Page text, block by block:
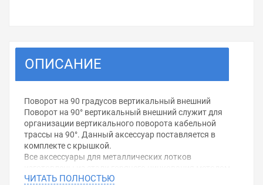
ОПИСАНИЕ
Поворот на 90 градусов вертикальный внешний
Поворот на 90° вертикальный внешний служит для
организации вертикального поворота кабельной
трассы на 90°. Данный аксессуар поставляется в
комплекте с крышкой.
Все аксессуары для металлических лотков
Сендзимира (защитный слой цинка 10-20
ЧИТАТЬ ПОЛНОСТЬЮ